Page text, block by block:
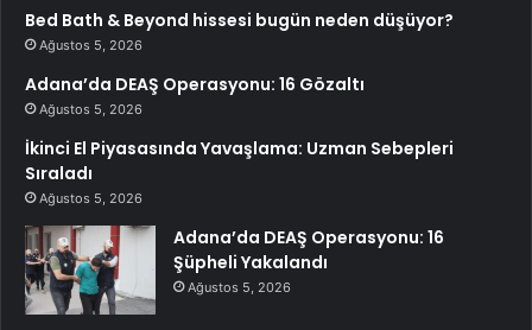
Bed Bath & Beyond hissesi bugün neden düşüyor?
Ağustos 5, 2026
Adana’da DEAŞ Operasyonu: 16 Gözaltı
Ağustos 5, 2026
İkinci El Piyasasında Yavaşlama: Uzman Sebepleri
Sıraladı
Ağustos 5, 2026
Adana’da DEAŞ Operasyonu: 16
Şüpheli Yakalandı
Ağustos 5, 2026